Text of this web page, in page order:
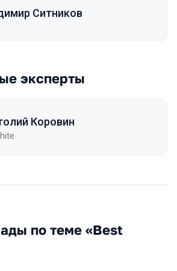
Ситников
эксперты
Коровин
по теме «Best